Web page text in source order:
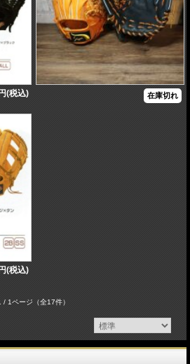
(税込) 在庫切れ
(税込)
/ 1ページ（全17件）